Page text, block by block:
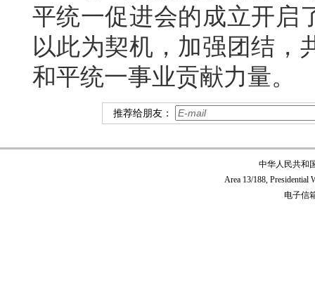
平统一促进会的成立开启
以此为契机，加强团结，
和平统一事业贡献力量。
推荐给朋友：
中华人民共和
Area 13/188, Presidential
电子信